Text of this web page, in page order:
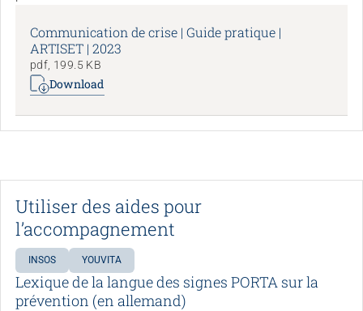
Communication de crise | Guide pratique |
ARTISET | 2023
pdf, 199.5 KB
Download
Utiliser des aides pour
l’accompagnement
INSOS YOUVITA
Lexique de la langue des signes PORTA sur la
prévention (en allemand)